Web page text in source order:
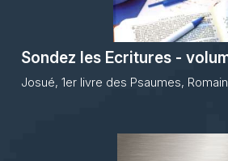
Sondez les Ecritures -
Josué, 1er livre des Psaumes,